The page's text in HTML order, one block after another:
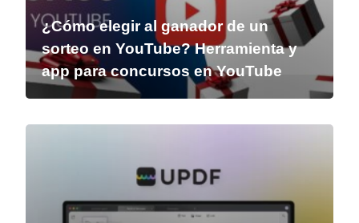
¿Cómo elegir al ganador de un
sorteo en YouTube? Herramienta y
app para concursos en YouTube